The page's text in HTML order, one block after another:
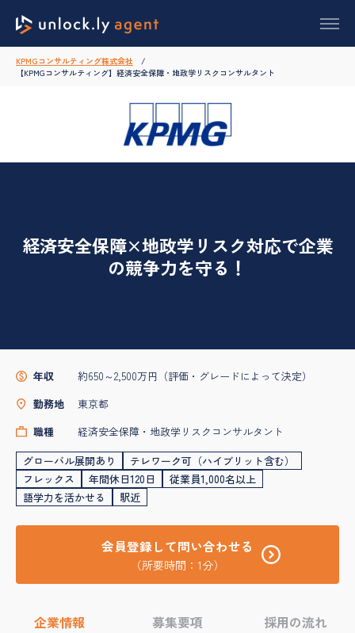
KPMGコンサルティング株式会社
【KPMGコンサルティング】経済安全保障・地政学リスクコンサルタント
経済安全保障×地政学リスク対応で企業
の競争力を守る！
年収
約650～2,500万円（評価・グレードによって決定）
勤務地
東京都
職種
経済安全保障・地政学リスクコンサルタント
グローバル展開あり
テレワーク可（ハイブリット含む）
フレックス
年間休日120日
従業員1,000名以上
語学力を活かせる
駅近
会員登録して問い合わせる
（所要時間：1分）
企業情報 募集要項 採用の流れ